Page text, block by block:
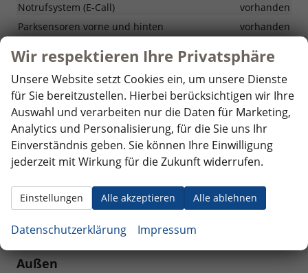
einem
kompatiblen
Mobilgerät,
für
diese
Funktion
muss
die
myHundai-
App
installiert
sein
Notrufsystem (E-Call)
vorhanden
Parksensoren vorne und hinten
vorhanden
Rückfahrkamera
vorhanden
Servolenkung
vorhanden
Spurfolgeassistent (LFA)
vorhanden
Spurhalteassistent (LKA)
vorhanden
Tempomat
vorhanden
Warnung bei niedrigem Flüssigkeitsstand in den
Wegfahrsperre
vorhanden
Zentralverriegelung-Bedienung an der Fahrertür
Außen
Wir respektieren Ihre Privatsphäre
Unsere Website setzt Cookies ein, um unsere Dienste
für Sie bereitzustellen. Hierbei berücksichtigen wir Ihre
Auswahl und verarbeiten nur die Daten für Marketing,
Analytics und Personalisierung, für die Sie uns Ihr
Einverständnis geben. Sie können Ihre Einwilligung
jederzeit mit Wirkung für die Zukunft widerrufen.
Alle akzeptieren Alle ablehnen
Einstellungen
Datenschutzerklärung Impressum